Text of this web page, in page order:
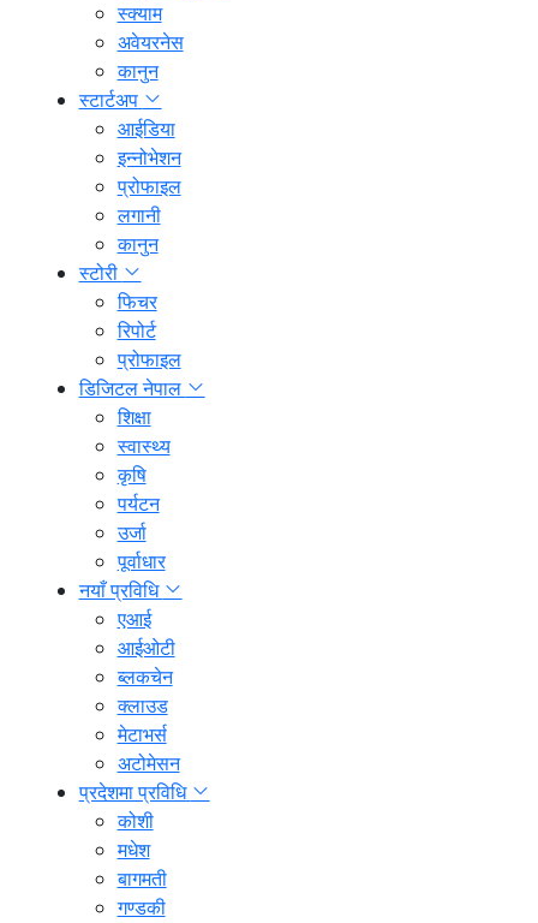
स्क्याम
अवेयरनेस
कानुन
स्टार्टअप
आईडिया
इन्नोभेशन
प्रोफाइल
लगानी
कानुन
स्टोरी
फिचर
रिपोर्ट
प्रोफाइल
डिजिटल नेपाल
शिक्षा
स्वास्थ्य
कृषि
पर्यटन
उर्जा
पूर्वाधार
नयाँ प्रविधि
एआई
आईओटी
ब्लकचेन
क्लाउड
मेटाभर्स
अटोमेसन
प्रदेशमा प्रविधि
कोशी
मधेश
बागमती
गण्डकी